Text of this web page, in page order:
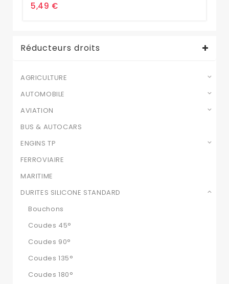
5,49 €
Réducteurs droits
AGRICULTURE
AUTOMOBILE
AVIATION
BUS & AUTOCARS
ENGINS TP
FERROVIAIRE
MARITIME
DURITES SILICONE STANDARD
Bouchons
Coudes 45°
Coudes 90°
Coudes 135°
Coudes 180°